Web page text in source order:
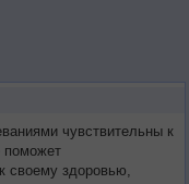
чувствительны к
поможет
своему здоровью,